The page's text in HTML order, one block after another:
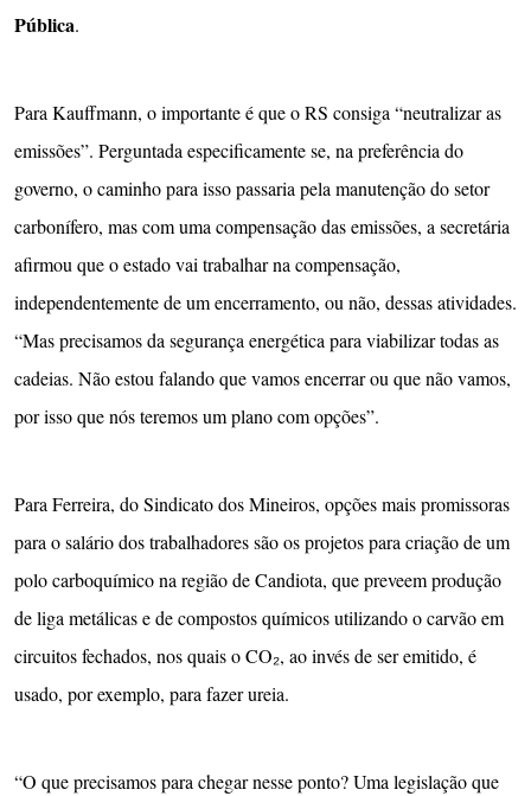
Pública.
Para Kauffmann, o importante é que o RS consiga “neutralizar as
emissões”. Perguntada especificamente se, na preferência do
governo, o caminho para isso passaria pela manutenção do setor
carbonífero, mas com uma compensação das emissões, a secretária
afirmou que o estado vai trabalhar na compensação,
independentemente de um encerramento, ou não, dessas atividades.
“Mas precisamos da segurança energética para viabilizar todas as
cadeias. Não estou falando que vamos encerrar ou que não vamos,
por isso que nós teremos um plano com opções”.
Para Ferreira, do Sindicato dos Mineiros, opções mais promissoras
para o salário dos trabalhadores são os projetos para criação de um
polo carboquímico na região de Candiota, que preveem produção
de liga metálicas e de compostos químicos utilizando o carvão em
circuitos fechados, nos quais o CO₂, ao invés de ser emitido, é
usado, por exemplo, para fazer ureia.
“O que precisamos para chegar nesse ponto? Uma legislação que